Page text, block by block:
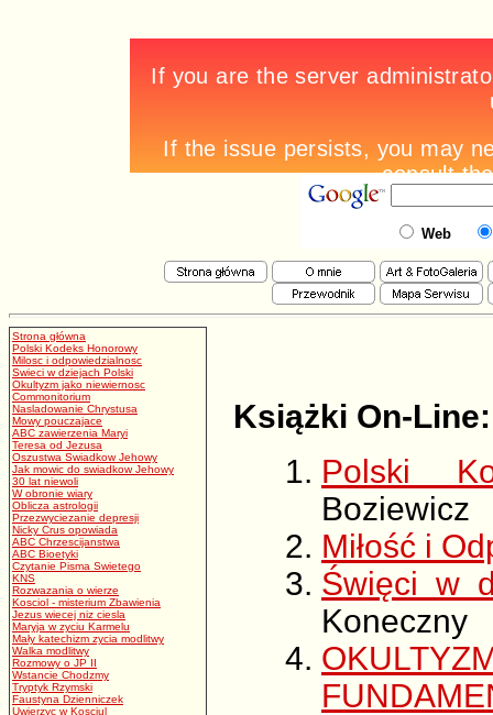
Web
Strona główna
Polski Kodeks Honorowy
Milosc i odpowiedzialnosc
Swieci w dziejach Polski
Okultyzm jako niewiernosc
Commonitorium
Nasladowanie Chrystusa
Mowy pouczajace
ABC zawierzenia Maryi
Teresa od Jezusa
Oszustwa Swiadkow Jehowy
Jak mowic do swiadkow Jehowy
30 lat niewoli
W obronie wiary
Oblicza astrologii
Przezwyciezanie depresji
Nicky Crus opowiada
ABC Chrzescijanstwa
ABC Bioetyki
Czytanie Pisma Swietego
KNS
Rozwazania o wierze
Kosciol - misterium Zbawienia
Jezus wiecej niz ciesla
Maryja w zyciu Karmelu
Mały katechizm zycia modlitwy
Walka modlitwy
Rozmowy o JP II
Wstancie Chodzmy
Tryptyk Rzymski
Faustyna Dzienniczek
Uwierzyc w Kosciul
Książki On-Line:
Polski
Boziewicz
Miłość i
Święci w
Koneczny